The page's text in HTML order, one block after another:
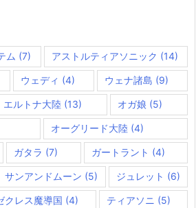
ム (7) アストルティアソニック (14)
ウェディ (4) ウェナ諸島 (9)
エルトナ大陸 (13) オガ娘 (5)
オーグリード大陸 (4)
ガタラ (7) ガートラント (4)
サンアンドムーン (5) ジュレット (6)
クレス魔導国 (4) ティアソニ (5)